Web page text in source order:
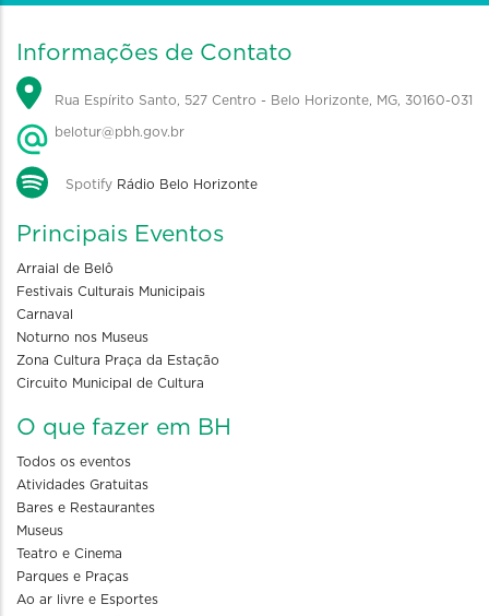
Informações de Contato
Rua Espírito Santo, 527 Centro - Belo Horizonte, MG, 30160-031
belotur@pbh.gov.br
Spotify Rádio Belo Horizonte
Principais Eventos
Arraial de Belô
Festivais Culturais Municipais
Carnaval
Noturno nos Museus
Zona Cultura Praça da Estação
Circuito Municipal de Cultura
O que fazer em BH
Todos os eventos
Atividades Gratuitas
Bares e Restaurantes
Museus
Teatro e Cinema
Parques e Praças
Ao ar livre e Esportes